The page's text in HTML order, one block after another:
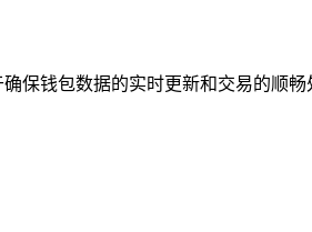
保钱包数据的实时更新和交易的顺